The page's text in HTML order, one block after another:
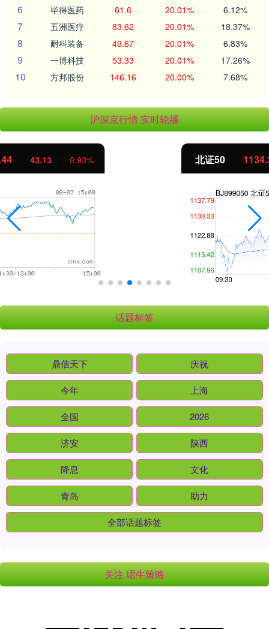
6 毕得医药 61.6 20.01% 6.12%
7 五洲医疗 83.62 20.01% 18.37%
8 耐科装备 49.67 20.01% 6.83%
9 一博科技 53.33 20.01% 17.26%
10 方邦股份 146.16 20.00% 7.68%
沪深京行情 实时轮播
北证50 1.01%
话题标签
鼎信天下 庆祝
今年 上海
全国 2026
济安 陕西
降息 文化
青岛 助力
全部话题标签
关注 珺牛策略